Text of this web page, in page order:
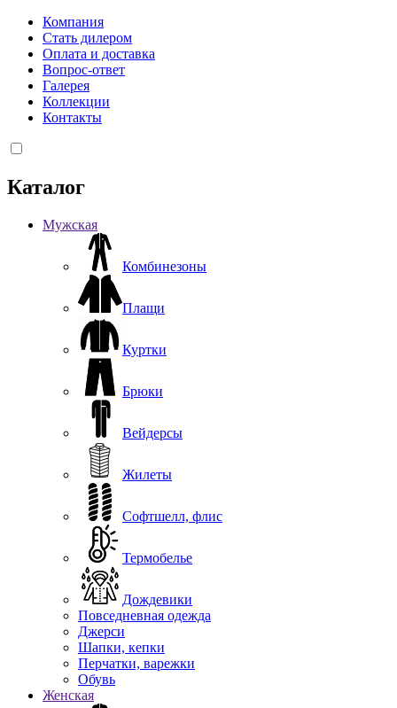
Компания
Стать дилером
Оплата и доставка
Вопрос-ответ
Галерея
Коллекции
Контакты
Каталог
Мужская
Комбинезоны
Плащи
Куртки
Брюки
Вейдерсы
Жилеты
Софтшелл, флис
Термобелье
Дождевики
Повседневная одежда
Джерси
Шапки, кепки
Перчатки, варежки
Обувь
Женская